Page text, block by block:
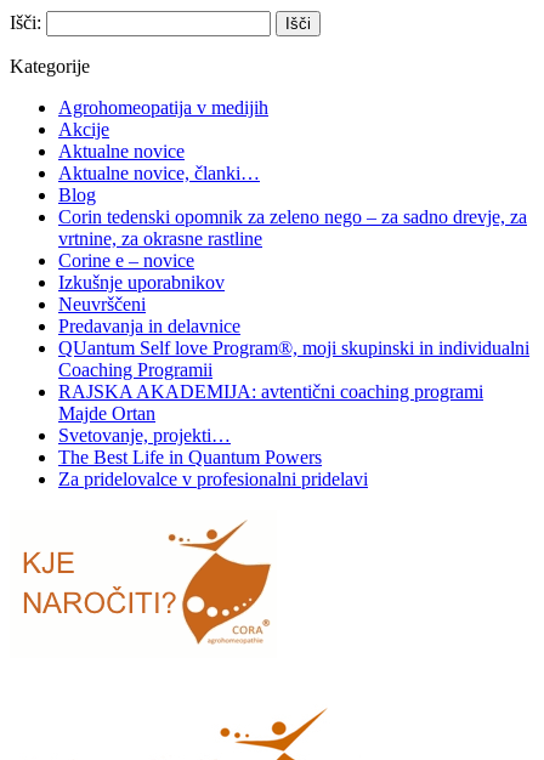
Išči:
Kategorije
Agrohomeopatija v medijih
Akcije
Aktualne novice
Aktualne novice, članki…
Blog
Corin tedenski opomnik za zeleno nego – za sadno drevje, za
vrtnine, za okrasne rastline
Corine e – novice
Izkušnje uporabnikov
Neuvrščeni
Predavanja in delavnice
QUantum Self love Program®, moji skupinski in individualni
Coaching Programii
RAJSKA AKADEMIJA: avtentični coaching programi
Majde Ortan
Svetovanje, projekti…
The Best Life in Quantum Powers
Za pridelovalce v profesionalni pridelavi